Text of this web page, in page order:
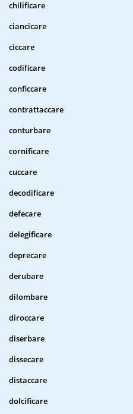
chilificare
ciancicare
ciccare
codificare
conficcare
contrattaccare
conturbare
cornificare
cuccare
decodificare
defecare
delegificare
deprecare
derubare
dilombare
diroccare
diserbare
dissecare
distaccare
dolcificare